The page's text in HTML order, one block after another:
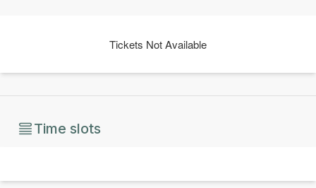
Tickets Not Available
Time slots